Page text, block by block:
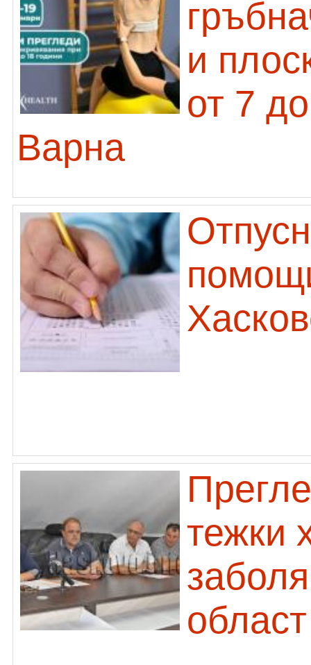
и
от 7
Варна
тежки
област